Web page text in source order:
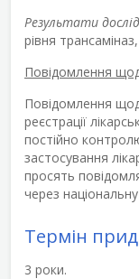
Результати
рівня
Повідомлення
Повідомлення
реєстрації
постійно
застосування
просять
через
Термін
3 роки.